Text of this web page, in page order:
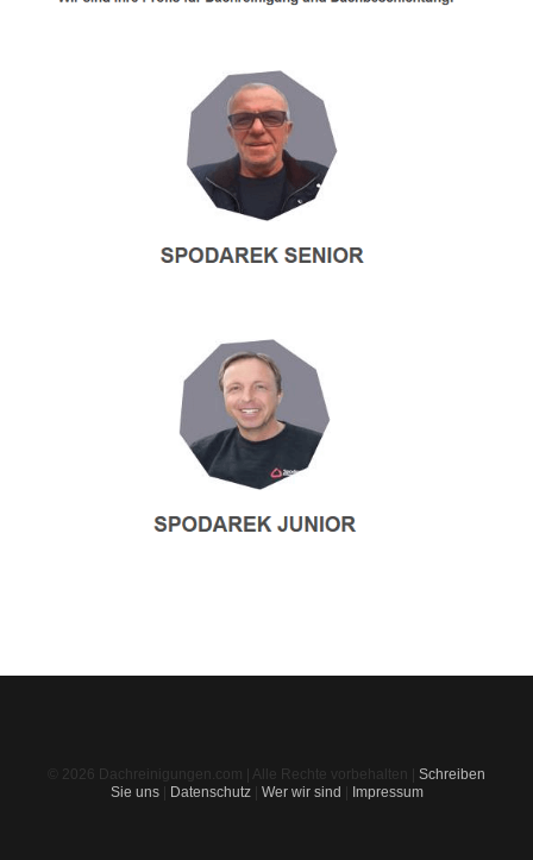
© 2026 Dachreinigungen.com | Alle Rechte vorbehalten | Schreiben
Sie uns| Datenschutz| Wer wir sind Impressum